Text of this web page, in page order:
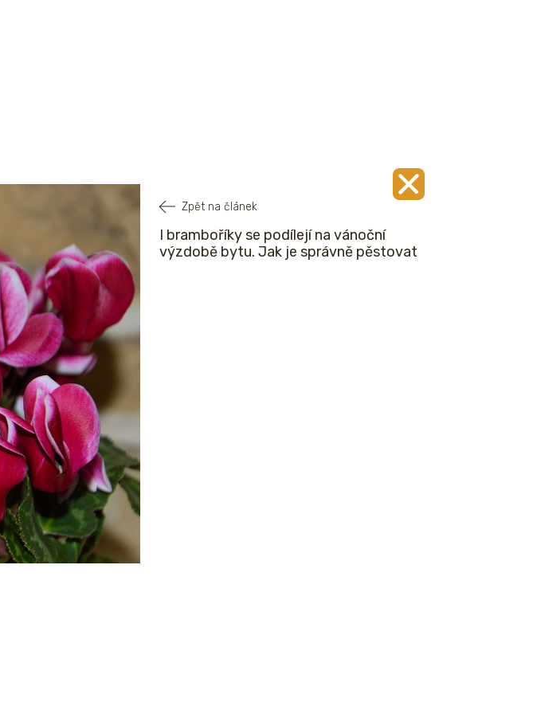
Zpět na článek
I bramboříky se podílejí na vánoční
výzdobě bytu. Jak je správně pěstovat